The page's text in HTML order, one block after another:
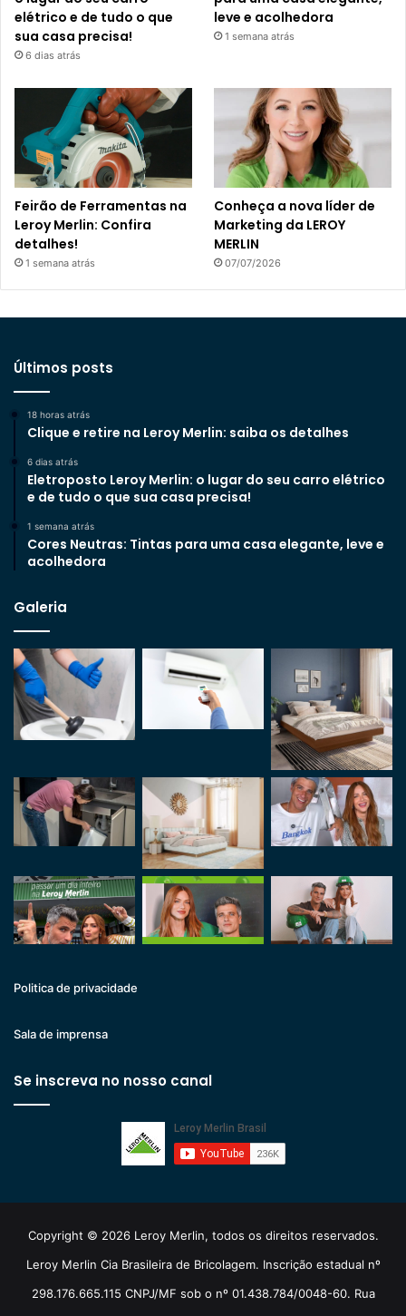
elétrico e de tudo o que
sua casa precisa!
6 dias atrás
leve e acolhedora
1 semana atrás
Feirão de Ferramentas na
Leroy Merlin: Confira
detalhes!
1 semana atrás
Conheça a nova líder de
Marketing da LEROY
MERLIN
07/07/2026
Últimos posts
18 horas atrás
Clique e retire na Leroy Merlin: saiba os detalhes
6 dias atrás
Eletroposto Leroy Merlin: o lugar do seu carro elétrico
e de tudo o que sua casa precisa!
1 semana atrás
Cores Neutras: Tintas para uma casa elegante, leve e
acolhedora
Galeria
Politica de privacidade
Sala de imprensa
Se inscreva no nosso canal
Copyright © 2026 Leroy Merlin, todos os direitos reservados.
Leroy Merlin Cia Brasileira de Bricolagem. Inscrição estadual nº
298.176.665.115 CNPJ/MF sob o nº 01.438.784/0048-60. Rua